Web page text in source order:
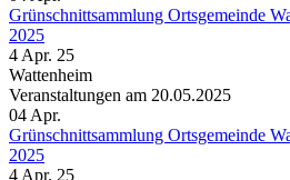
Grünschnittsammlung Ortsgemeinde
2025
4 Apr. 25
Wattenheim
Veranstaltungen am 20.05.2025
04 Apr.
Grünschnittsammlung Ortsgemeinde
2025
4 Apr. 25